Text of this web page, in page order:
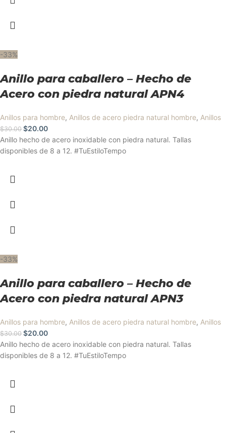
-33%
Anillo para caballero – Hecho de
Acero con piedra natural APN4
Anillos para hombre, Anillos de acero piedra natural hombre, Anillos
$30.00 $20.00
Anillo hecho de acero inoxidable con piedra natural. Tallas
disponibles de 8 a 12. #TuEstiloTempo
-33%
Anillo para caballero – Hecho de
Acero con piedra natural APN3
Anillos para hombre, Anillos de acero piedra natural hombre, Anillos
$30.00 $20.00
Anillo hecho de acero inoxidable con piedra natural. Tallas
disponibles de 8 a 12. #TuEstiloTempo